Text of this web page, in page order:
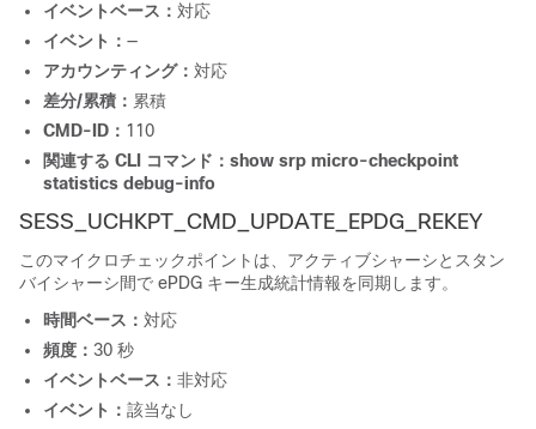
イベントベース： 対応
イベント： —
アカウンティング： 対応
差分/累積： 累積
CMD-ID： 110
関連する CLI コマンド： show srp micro-checkpoint
statistics debug-info
SESS_UCHKPT_CMD_UPDATE_EPDG_REKEY
このマイクロチェックポイントは、アクティブシャーシとスタン
バイシャーシ間で ePDG キー生成統計情報を同期します。
時間ベース： 対応
頻度： 30 秒
イベントベース： 非対応
イベント： 該当なし